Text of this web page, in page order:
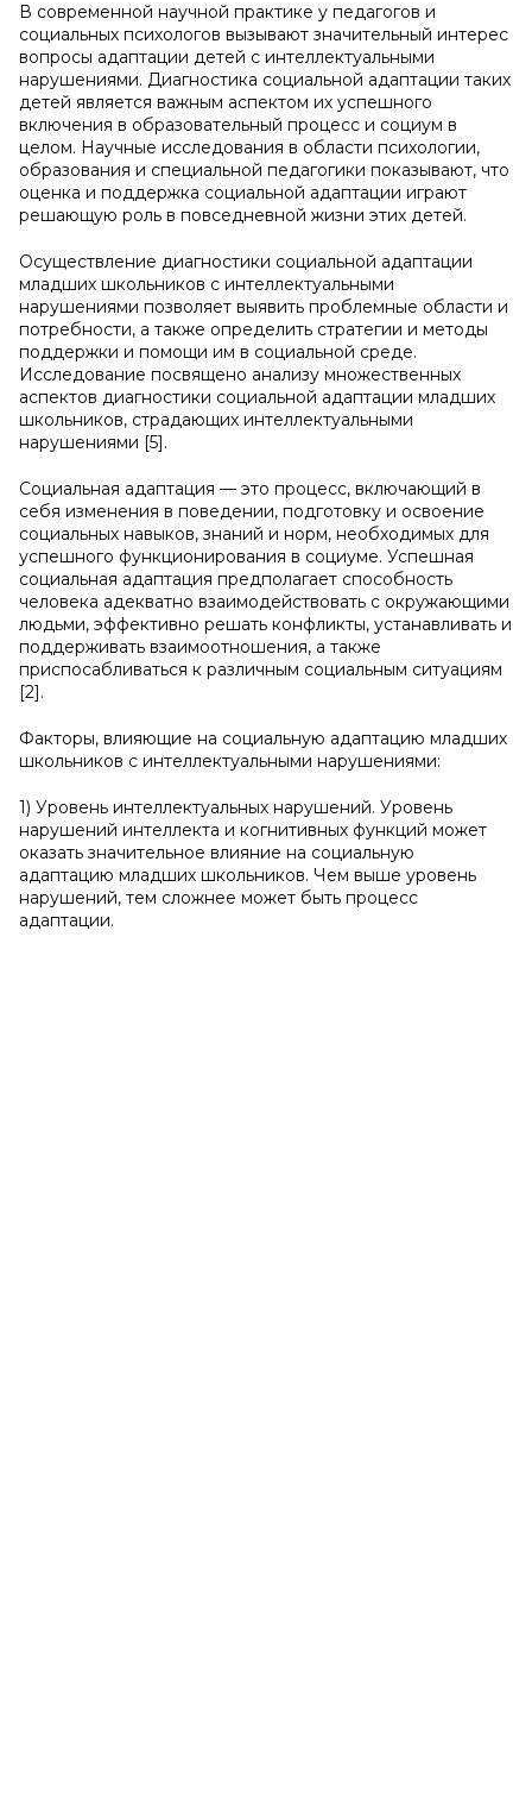
В современной научной практике у педагогов и
социальных психологов вызывают значительный интерес
вопросы адаптации детей с интеллектуальными
нарушениями. Диагностика социальной адаптации таких
детей является важным аспектом их успешного
включения в образовательный процесс и социум в
целом. Научные исследования в области психологии,
образования и специальной педагогики показывают, что
оценка и поддержка социальной адаптации играют
решающую роль в повседневной жизни этих детей.
Осуществление диагностики социальной адаптации
младших школьников с интеллектуальными
нарушениями позволяет выявить проблемные области и
потребности, а также определить стратегии и методы
поддержки и помощи им в социальной среде.
Исследование посвящено анализу множественных
аспектов диагностики социальной адаптации младших
школьников, страдающих интеллектуальными
нарушениями [5].
Социальная адаптация — это процесс, включающий в
себя изменения в поведении, подготовку и освоение
социальных навыков, знаний и норм, необходимых для
успешного функционирования в социуме. Успешная
социальная адаптация предполагает способность
человека адекватно взаимодействовать с окружающими
людьми, эффективно решать конфликты, устанавливать и
поддерживать взаимоотношения, а также
приспосабливаться к различным социальным ситуациям
[2].
Факторы, влияющие на социальную адаптацию младших
школьников с интеллектуальными нарушениями:
1) Уровень интеллектуальных нарушений. Уровень
нарушений интеллекта и когнитивных функций может
оказать значительное влияние на социальную
адаптацию младших школьников. Чем выше уровень
нарушений, тем сложнее может быть процесс
адаптации.